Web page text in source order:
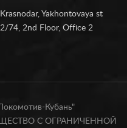
Krasnodar, Yakhontovaya st
2/74, 2nd Floor, Office 2
Кубань"
С ОГРАНИЧЕННОЙ